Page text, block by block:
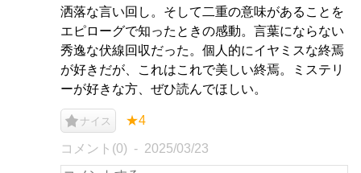
洒落な言い回し。そして二重の意味があることを
エピローグで知ったときの感動。言葉にならない
秀逸な伏線回収だった。個人的にイヤミスな終焉
が好きだが、これはこれで美しい終焉。ミステリ
ーが好きな方、ぜひ読んでほしい。
ナイス ★4
コメント(0) 2025/03/23